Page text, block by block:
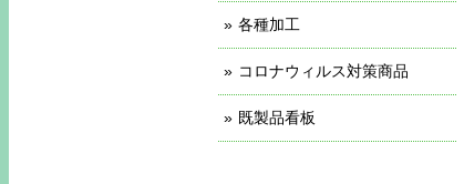
各種加工
コロナウィルス対策商品
既製品看板